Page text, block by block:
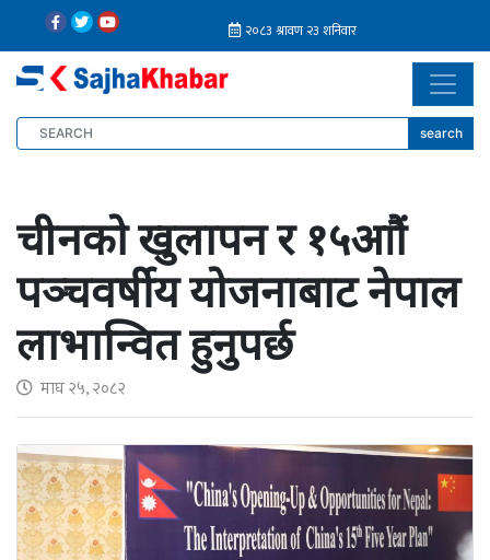
search
चीनको खुलापन र १५आौं
पञ्चवर्षीय योजनाबाट नेपाल
लाभान्वित हुनुपर्छ
माघ २५, २०८२